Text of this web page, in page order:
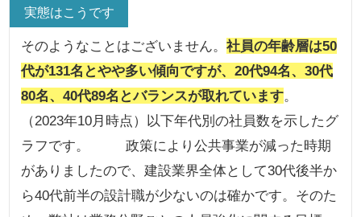
実態はこうです
そのようなことはございません。社員の年齢層は50
代が131名とやや多い傾向ですが、20代94名、30代
80名、40代89名とバランスが取れています。
（2023年10月時点）以下年代別の社員数を示したグ
ラフです。 政策により公共事業が減った時期
がありましたので、建設業界全体として30代後半か
ら40代前半の設計職が少ないのは確かです。そのた